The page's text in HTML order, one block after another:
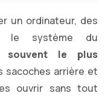
un ordinateur, des
le système du
souvent le plus
sacoches arrière et
ouvrir sans tout